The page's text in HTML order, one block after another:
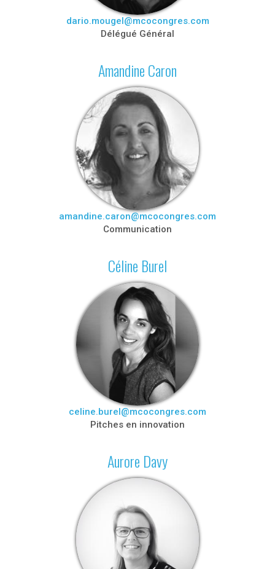
dario.mougel@mcocongres.com
Délégué Général
Amandine Caron
amandine.caron@mcocongres.com
Communication
Céline Burel
celine.burel@mcocongres.com
Pitches en innovation
Aurore Davy